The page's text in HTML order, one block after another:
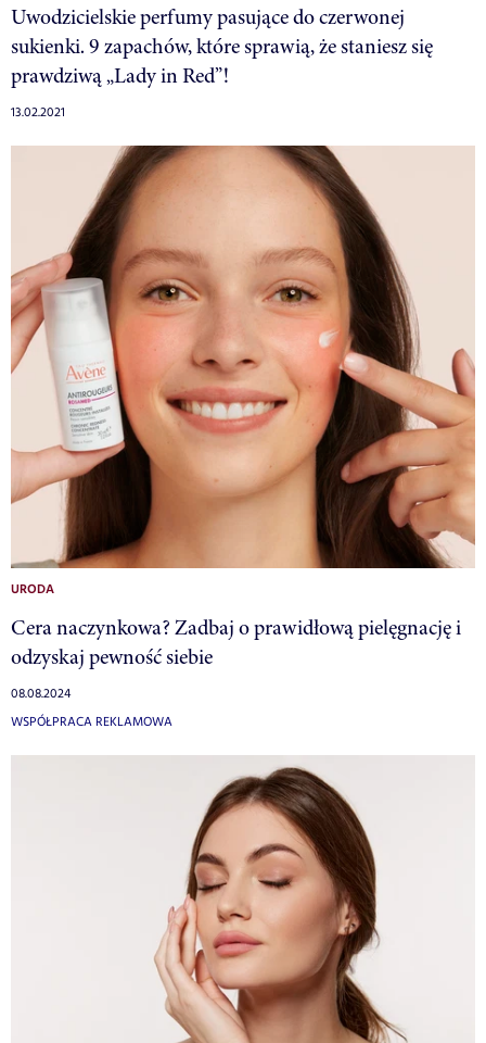
Uwodzicielskie perfumy pasujące do czerwonej
sukienki. 9 zapachów, które sprawią, że staniesz się
prawdziwą „Lady in Red”!
13.02.2021
URODA
Cera naczynkowa? Zadbaj o prawidłową pielęgnację i
odzyskaj pewność siebie
08.08.2024
WSPÓŁPRACA REKLAMOWA